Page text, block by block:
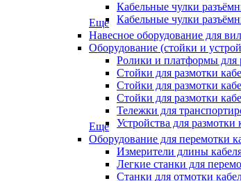
Кабельные чулки
Кабельные чулки
Еще
Навесное оборудование для
Оборудование (стойки и
Ролики и платформы для
Стойки для размотки
Стойки для размотки
Стойки для размотки
Тележки для
Устройства для размотки
Еще
Оборудование для перемотки
Измерители длины
Легкие станки для
Станки для отмотки